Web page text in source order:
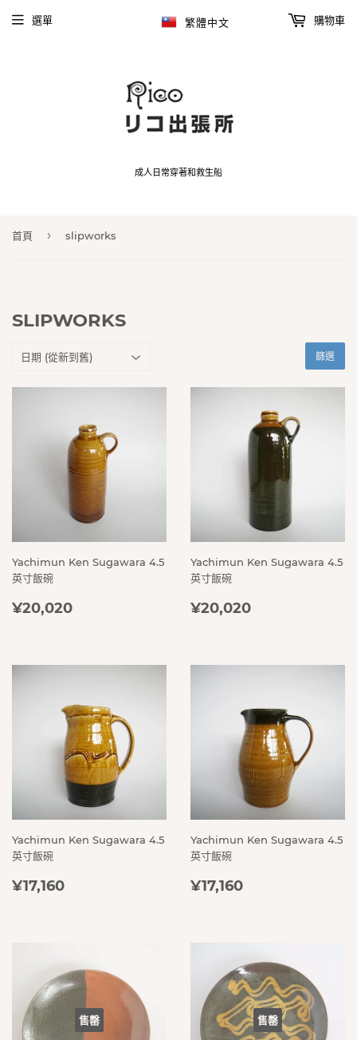
成人日常穿著和救生船
繁體中文
選單 購物車
首頁 › slipworks
SLIPWORKS
篩選
Yachimun Ken Sugawara 4.5
英寸飯碗
定
¥20,020
Yachimun Ken Sugawara 4.5
英寸飯碗
定
¥20,020
Yachimun Ken Sugawara 4.5
英寸飯碗
定
¥17,160
Yachimun Ken Sugawara 4.5
英寸飯碗
定
¥17,160
售罄 售罄